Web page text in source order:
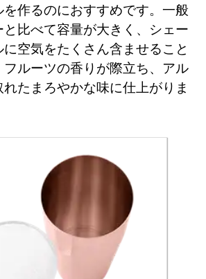
作るのにおすすめです。一般
比べて容量が大きく、シェー
空気をたくさん含ませること
ルーツの香りが際立ち、アル
たまろやかな味に仕上がりま